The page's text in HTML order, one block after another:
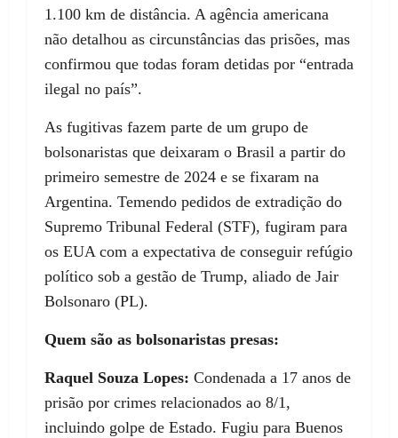
1.100 km de distância. A agência americana
não detalhou as circunstâncias das prisões, mas
confirmou que todas foram detidas por “entrada
ilegal no país”.
As fugitivas fazem parte de um grupo de
bolsonaristas que deixaram o Brasil a partir do
primeiro semestre de 2024 e se fixaram na
Argentina. Temendo pedidos de extradição do
Supremo Tribunal Federal (STF), fugiram para
os EUA com a expectativa de conseguir refúgio
político sob a gestão de Trump, aliado de Jair
Bolsonaro (PL).
Quem são as bolsonaristas presas:
Raquel Souza Lopes: Condenada a 17 anos de
prisão por crimes relacionados ao 8/1,
incluindo golpe de Estado. Fugiu para Buenos